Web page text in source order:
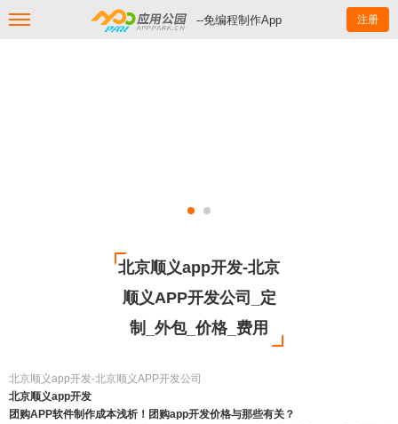
--免编程制作App 注册
北京顺义app开发-北京
顺义APP开发公司_定
制_外包_价格_费用
北京顺义app开发-北京顺义APP开发公司
北京顺义app开发
团购APP软件制作成本浅析！团购app开发价格与那些有关？